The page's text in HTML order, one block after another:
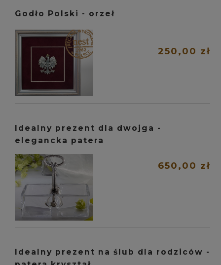
Godło Polski - orzeł
250,00 zł
Idealny prezent dla dwojga -
elegancka patera
650,00 zł
Idealny prezent na ślub dla rodziców -